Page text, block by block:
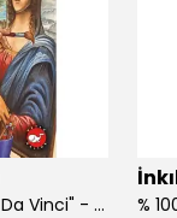
"Kim Kimdi? Serisi Leonardo Da Vinci" - Roberta Edwards %